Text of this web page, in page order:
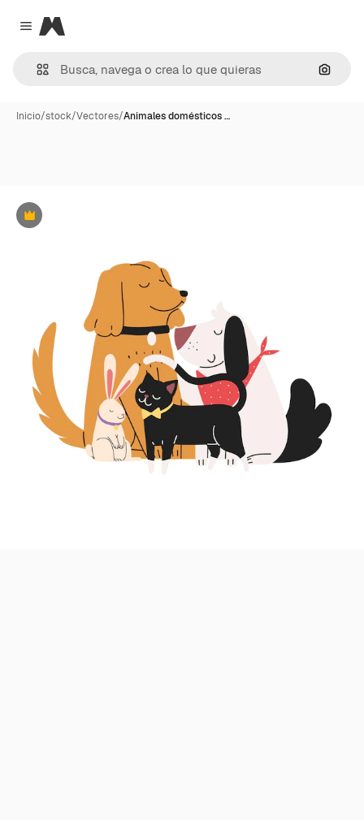
Close menu
Magnific
Inicio/stock/Vectores/Animales domésticos …
Premium